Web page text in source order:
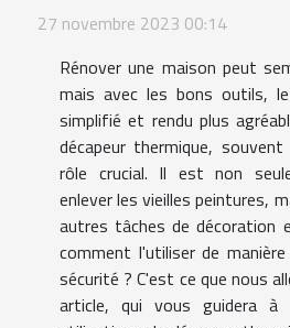
27 novembre 2023 00:14
Rénover une maison peut
mais avec les bons outils,
simplifié et rendu plus
décapeur thermique,
rôle crucial. Il est non
enlever les vieilles peintures,
autres tâches de décoration
comment l'utiliser de
sécurité ? C'est ce que nous
article, qui vous guidera à